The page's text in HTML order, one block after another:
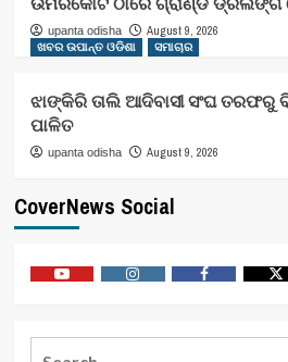
upanta odisha
August 9, 2026
ଖବର ଉପାନ୍ତ ଓଡିଶା
ସମାଚାର
ଝାଙ୍କିରି ତାଲି ଆଦିବାସୀ ସଂଘ ତରଫରୁ
ପାଳିତ
upanta odisha August 9, 2026
CoverNews Social